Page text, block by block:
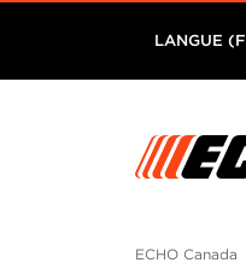
LANGUE
ECHO Canada